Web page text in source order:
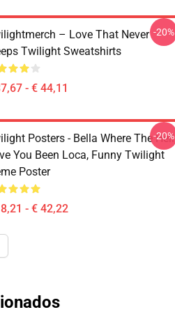
– Love That Never
Twilight Sweatshirts
- € 44,11
-20%
Posters - Bella Where The Hell
You Been Loca, Funny Twilight
Poster
- € 42,22
-20%